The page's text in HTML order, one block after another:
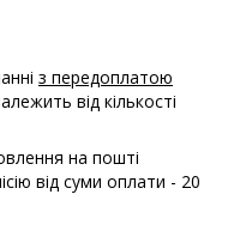
з передоплатою
від кількості
на пошті
від суми оплати - 20